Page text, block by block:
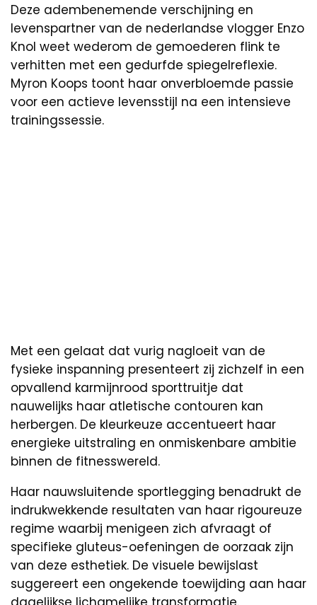
Deze adembenemende verschijning en
levenspartner van de nederlandse vlogger Enzo
Knol weet wederom de gemoederen flink te
verhitten met een gedurfde spiegelreflexie.
Myron Koops toont haar onverbloemde passie
voor een actieve levensstijl na een intensieve
trainingssessie.
Met een gelaat dat vurig nagloeit van de
fysieke inspanning presenteert zij zichzelf in een
opvallend karmijnrood sporttruitje dat
nauwelijks haar atletische contouren kan
herbergen. De kleurkeuze accentueert haar
energieke uitstraling en onmiskenbare ambitie
binnen de fitnesswereld.
Haar nauwsluitende sportlegging benadrukt de
indrukwekkende resultaten van haar rigoureuze
regime waarbij menigeen zich afvraagt of
specifieke gluteus-oefeningen de oorzaak zijn
van deze esthetiek. De visuele bewijslast
suggereert een ongekende toewijding aan haar